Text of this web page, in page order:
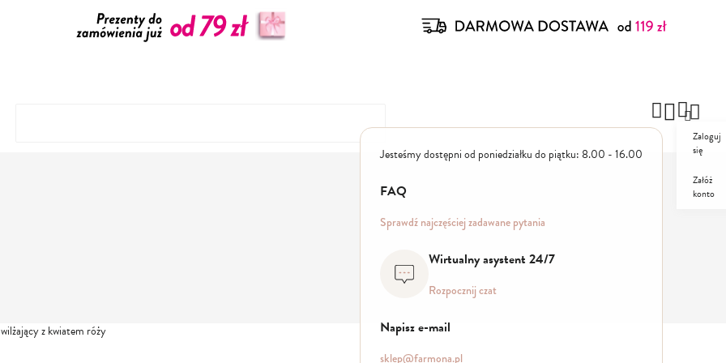
Jesteśmy dostępni od poniedziałku do piątku: 8.00 - 16.00
FAQ
Sprawdź najczęściej zadawane pytania
Wirtualny asystent 24/7
Rozpocznij czat
Napisz e-mail
sklep@farmona.pl
Zaloguj
się
Załóż
konto
z kwiatem róży